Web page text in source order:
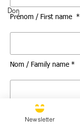
Don
Prénom / First name *
Nom / Family name *
Titre / Title
Newsletter